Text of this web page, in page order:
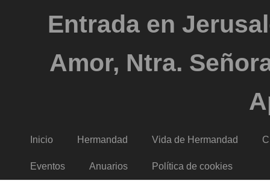
Entrada en
Amor, Ntra.
Inicio Hermandad Vida de Hermandad
Eventos Anuarios Política de cookies